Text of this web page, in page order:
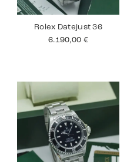
Rolex Datejust 36
6.190,00 €